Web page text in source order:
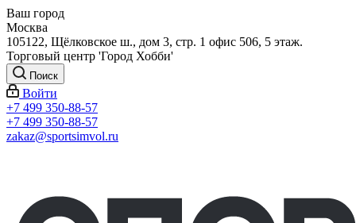
Ваш город
Москва
105122, Щёлковское ш., дом 3, стр. 1 офис 506, 5 этаж.
Торговый центр 'Город Хобби'
Поиск
Войти
+7 499 350-88-57
+7 499 350-88-57
zakaz@sportsimvol.ru